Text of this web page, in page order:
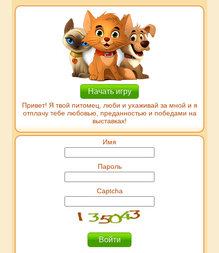
Начать игру
Привет! Я твой питомец, люби и ухаживай за мной и я
отплачу тебе любовью, преданностью и победами на
выставках!
Имя
Пароль
Captcha